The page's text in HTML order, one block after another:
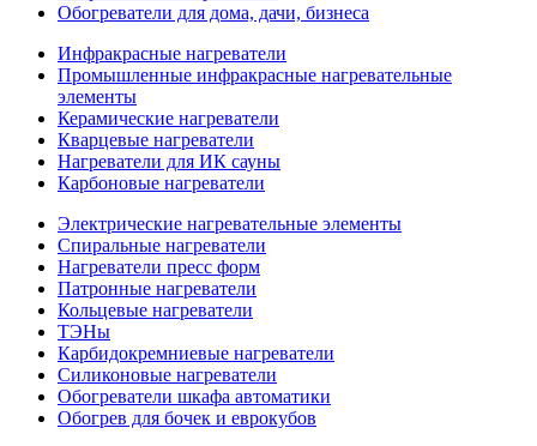
Обогреватели для дома, дачи, бизнеса
Инфракрасные нагреватели
Промышленные инфракрасные нагревательные
элементы
Керамические нагреватели
Кварцевые нагреватели
Нагреватели для ИК сауны
Карбоновые нагреватели
Электрические нагревательные элементы
Спиральные нагреватели
Нагреватели пресс форм
Патронные нагреватели
Кольцевые нагреватели
ТЭНы
Карбидокремниевые нагреватели
Силиконовые нагреватели
Обогреватели шкафа автоматики
Обогрев для бочек и еврокубов